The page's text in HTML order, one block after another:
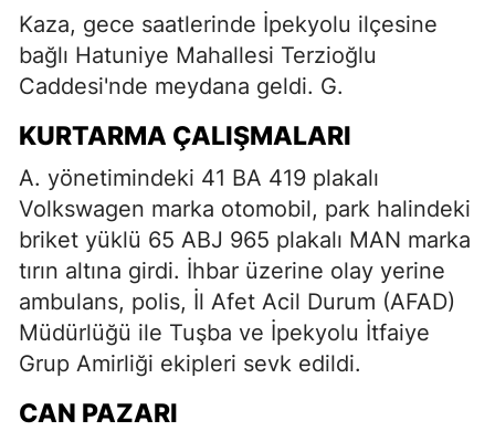
Kaza, gece saatlerinde İpekyolu ilçesine
bağlı Hatuniye Mahallesi Terzioğlu
Caddesi'nde meydana geldi. G.
KURTARMA ÇALIŞMALARI
A. yönetimindeki 41 BA 419 plakalı
Volkswagen marka otomobil, park halindeki
briket yüklü 65 ABJ 965 plakalı MAN marka
tırın altına girdi. İhbar üzerine olay yerine
ambulans, polis, İl Afet Acil Durum (AFAD)
Müdürlüğü ile Tuşba ve İpekyolu İtfaiye
Grup Amirliği ekipleri sevk edildi.
CAN PAZARI